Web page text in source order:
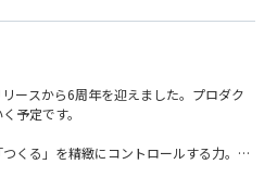
ケティング計画の策定
び改善
売戦略立案
け・リソース配分
計・採用・育成
考え抜き、言語化・仕組み化できる方
クリエイティブ・コミュニケーションへ
を意識しながら意思決定ができる方
動かしブランドを前進させられる方
の未来を自ら創っていける方
ースから6周年を迎えました。プロダク
予定です。
くる」を精緻にコントロールする力。
ルも、商品のリリース計画も。事業の成